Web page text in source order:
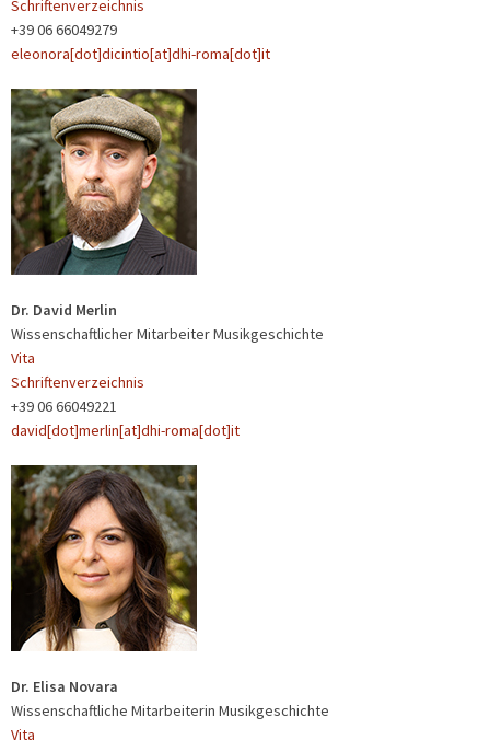
Schriftenverzeichnis
+39 06 66049279
eleonora[dot]dicintio[at]dhi-roma[dot]it
Dr. David Merlin
Wissenschaftlicher Mitarbeiter Musikgeschichte
Vita
Schriftenverzeichnis
+39 06 66049221
david[dot]merlin[at]dhi-roma[dot]it
Dr. Elisa Novara
Wissenschaftliche Mitarbeiterin Musikgeschichte
Vita